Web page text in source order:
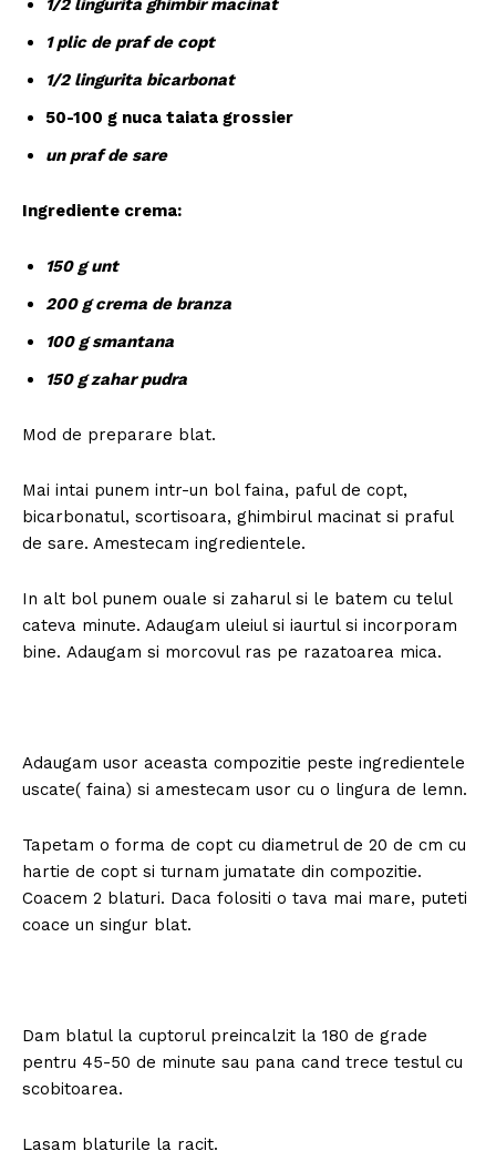
1/2 lingurita ghimbir macinat
1 plic de praf de copt
1/2 lingurita bicarbonat
50-100 g nuca taiata grossier
un praf de sare
Ingrediente crema:
150 g unt
200 g crema de branza
100 g smantana
150 g zahar pudra
Mod de preparare blat.
Mai intai punem intr-un bol faina, paful de copt,
bicarbonatul, scortisoara, ghimbirul macinat si praful
de sare. Amestecam ingredientele.
In alt bol punem ouale si zaharul si le batem cu telul
cateva minute. Adaugam uleiul si iaurtul si incorporam
bine. Adaugam si morcovul ras pe razatoarea mica.
Adaugam usor aceasta compozitie peste ingredientele
uscate( faina) si amestecam usor cu o lingura de lemn.
Tapetam o forma de copt cu diametrul de 20 de cm cu
hartie de copt si turnam jumatate din compozitie.
Coacem 2 blaturi. Daca folositi o tava mai mare, puteti
coace un singur blat.
Dam blatul la cuptorul preincalzit la 180 de grade
pentru 45-50 de minute sau pana cand trece testul cu
scobitoarea.
Lasam blaturile la racit.